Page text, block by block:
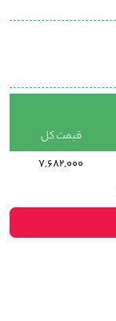
قیمت کل
7,682,000